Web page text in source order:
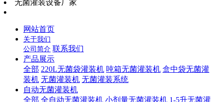
无菌灌装设备厂家
网站首页
关于我们
公司简介 联系我们
产品展示
全部 220L无菌袋灌装机 吨箱无菌灌装机 盒中袋无菌灌
装机 无菌灌装机 无菌灌装系统
自动无菌灌装机
全部 全自动无菌灌装机 小剂量无菌灌装机 1-5升无菌灌